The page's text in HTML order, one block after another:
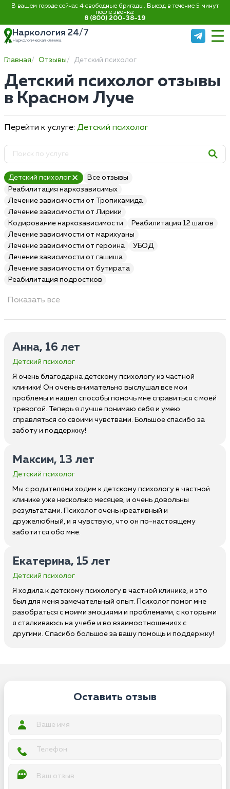
В вашем городе сейчас 4 свободные бригады. Выезд в течение 5 минут
после звонка:
8 (800) 200-38-19
Наркология 24/7
Наркологическая клиника
Главная Отзывы Детский психолог
Детский психолог отзывы
в Красном Луче
Перейти к услуге: Детский психолог
Детский психолог
Все отзывы
Реабилитация наркозависимых
Лечение зависимости от Тропикамида
Лечение зависимости от Лирики
Кодирование наркозависимости
Реабилитация 12 шагов
Лечение зависимости от марихуаны
Лечение зависимости от героина
УБОД
Лечение зависимости от гашиша
Лечение зависимости от бутирата
Реабилитация подростков
Показать все
Анна, 16 лет
Детский психолог
Я очень благодарна детскому психологу из частной
клиники! Он очень внимательно выслушал все мои
проблемы и нашел способы помочь мне справиться с моей
тревогой. Теперь я лучше понимаю себя и умею
справляться со своими чувствами. Большое спасибо за
заботу и поддержку!
Максим, 13 лет
Детский психолог
Мы с родителями ходим к детскому психологу в частной
клинике уже несколько месяцев, и очень довольны
результатами. Психолог очень креативный и
дружелюбный, и я чувствую, что он по-настоящему
заботится обо мне.
Екатерина, 15 лет
Детский психолог
Я ходила к детскому психологу в частной клинике, и это
был для меня замечательный опыт. Психолог помог мне
разобраться с моими эмоциями и проблемами, с которыми
я сталкиваюсь на учебе и во взаимоотношениях с
другими. Спасибо большое за вашу помощь и поддержку!
Оставить отзыв